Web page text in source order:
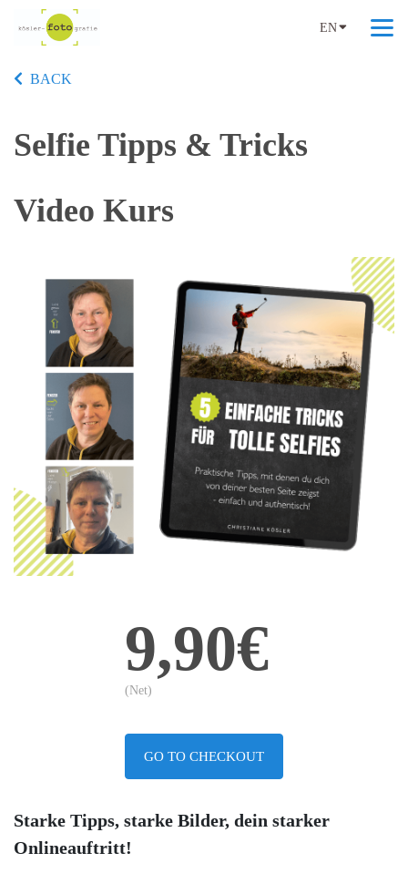
EN
BACK
Selfie Tipps & Tricks
Video Kurs
9,90€
(Net)
GO TO CHECKOUT
Starke Tipps, starke Bilder, dein starker
Onlineauftritt!